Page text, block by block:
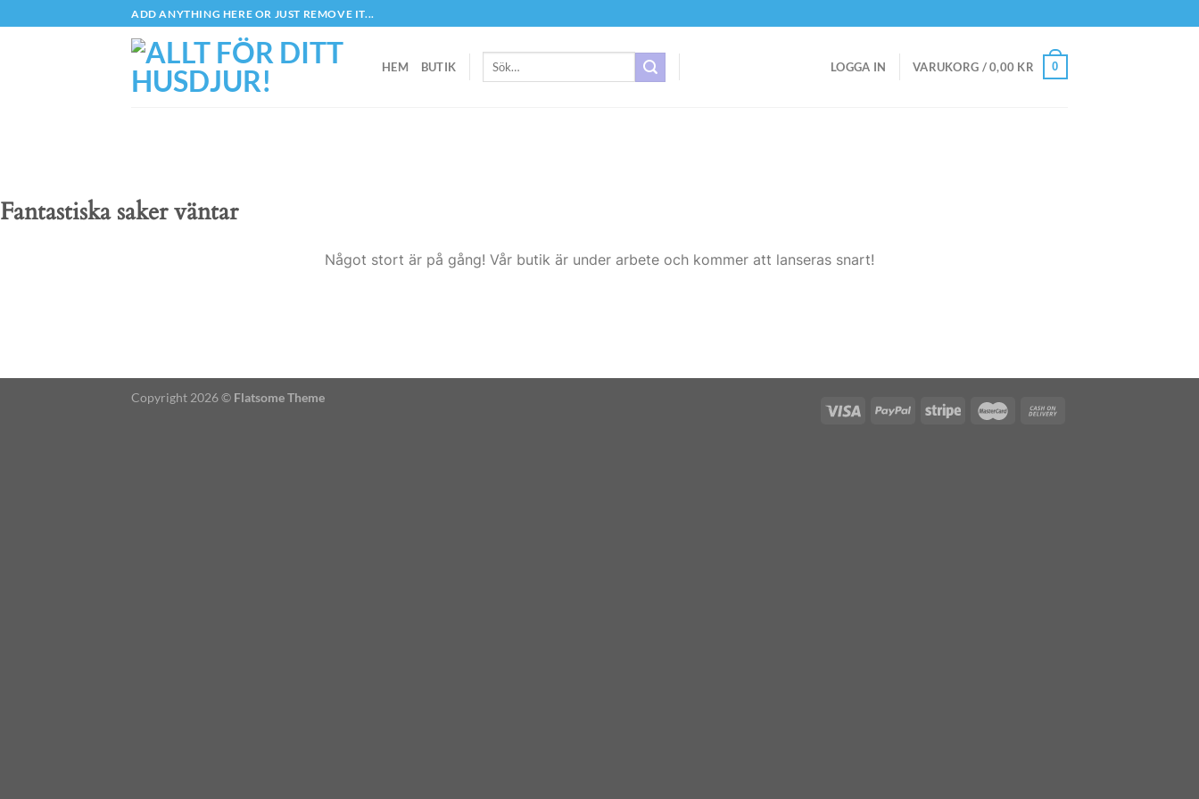
to
ADD ANYTHING HERE OR JUST REMOVE IT...
HEM BUTIK
Sök
LOGGA IN VARUKORG /0,00 KR 0
Fantastiska saker väntar
Något stort är på gång! Vår butik är under arbete och kommer att lanseras snart!
Copyright 2026 © Flatsome Theme